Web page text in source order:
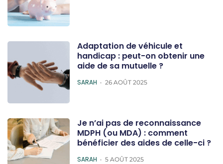
Adaptation de véhicule et
handicap : peut-on obtenir une
aide de sa mutuelle ?
POSTED
SARAH 26 AOÛT 2025
Je n’ai pas de reconnaissance
MDPH (ou MDA) : comment
bénéficier des aides de celle-ci ?
POSTED
SARAH 5 AOÛT 2025